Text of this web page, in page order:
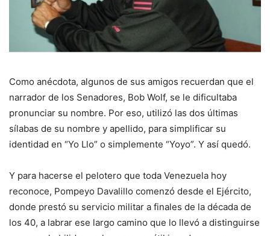
Como anécdota, algunos de sus amigos recuerdan que el
narrador de los Senadores, Bob Wolf, se le dificultaba
pronunciar su nombre. Por eso, utilizó las dos últimas
sílabas de su nombre y apellido, para simplificar su
identidad en “Yo Llo” o simplemente “Yoyo”. Y así quedó.
Y para hacerse el pelotero que toda Venezuela hoy
reconoce, Pompeyo Davalillo comenzó desde el Ejército,
donde prestó su servicio militar a finales de la década de
los 40, a labrar ese largo camino que lo llevó a distinguirse